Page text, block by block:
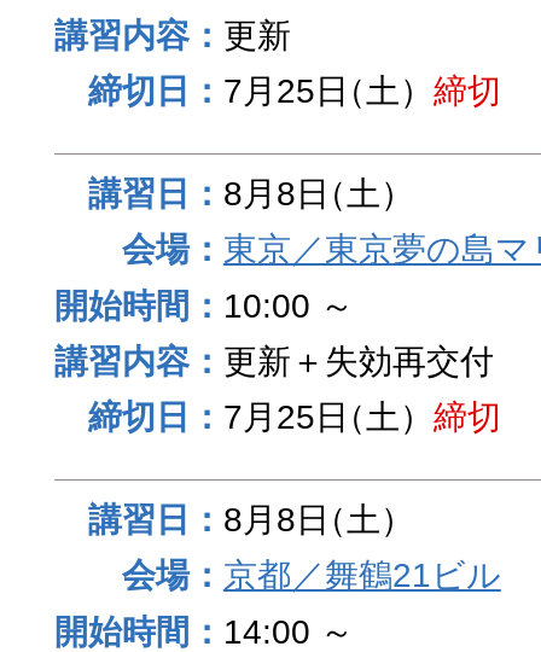
更新
7月25日（土） 締切
8月8日（土）
東京／東京夢の島マ
10:00 ～
更新＋失効再交付
7月25日（土） 締切
8月8日（土）
京都／舞鶴21ビル
14:00 ～